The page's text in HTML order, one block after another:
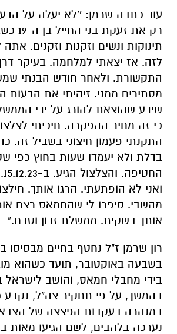
התקשורת. ולאחר חודש הבנתי
מסתירים ממני. זיהיתי את הבעות
שידע שהוצאת להורג על ידי
כי זה מחיר ההפקרה. חיכיתי
התקנתי פעמון חיצוני בשביל זה.
בדלת ולא יעמדו שעות בחוץ כפי
ואני לא הופתעתי. הרגו אותך.
מהשבי. סיפרו לי שהחמאס רצח
אותך בשקית. ממשלת זדון וטבח."
רון שרמן ז"ל נחטף בחיים מבסיסו
בשבעה באוקטובר, תועד כשהוא
במנהרה בעקבות הפצצה של הצבא.
נערכה בלהבים, לשם הגיעו מאות
חברים ותושבים ללוותו בדרכו
באוגוסט 2025 חוסל עבדאללה
סגן מפקד פלוגת נח'בה בגדוד